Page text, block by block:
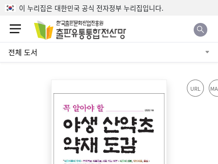
본문으로 바로가기
이 누리집은 대한민국 공식 전자정부 누리집입니다.
전체 도서
URL